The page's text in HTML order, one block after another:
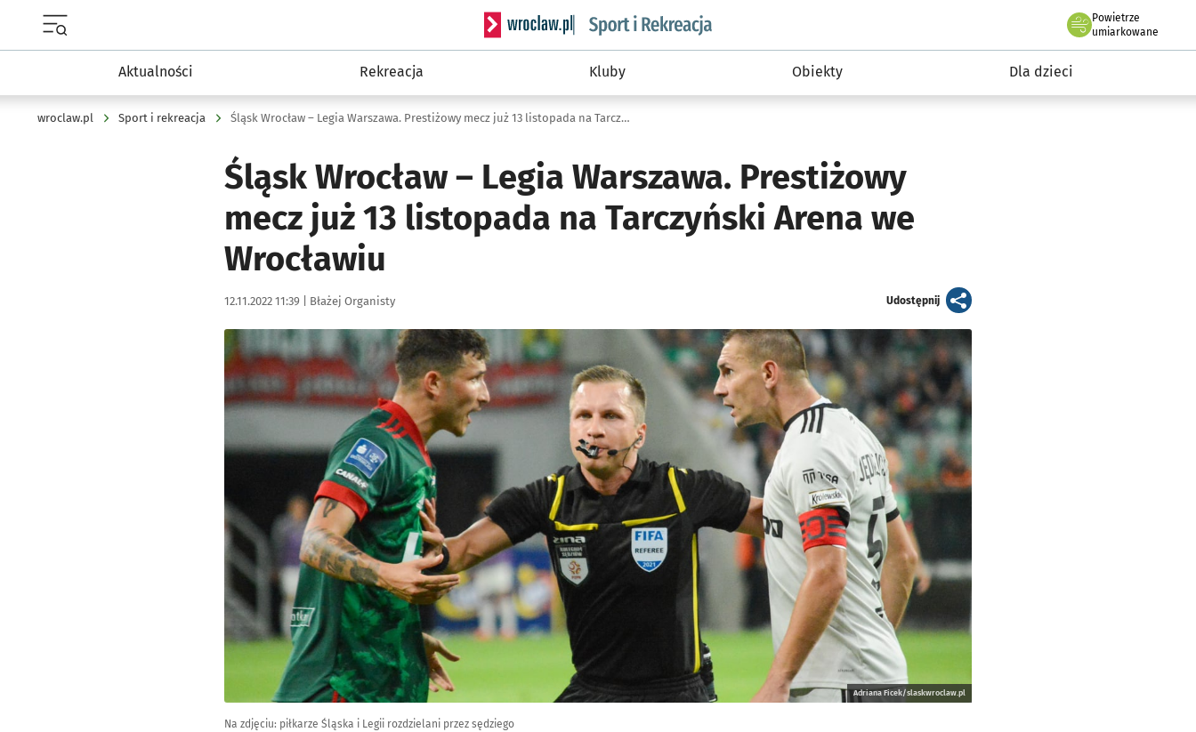
Serwis informacyjny wroclaw.pl podserwis: Sport i rekreacja
Powietrze
we Wrocławiu
umiarkowane
Aktualności Rekreacja Kluby Obiekty Dla dzieci
wroclaw.pl Sport i rekreacja Śląsk Wrocław – Legia Warszawa. Prestiżowy mecz już 13 listopada na Tarczyński Arena we Wrocławiu
Śląsk Wrocław – Legia Warszawa. Prestiżowy
mecz już 13 listopada na Tarczyński Arena we
Wrocławiu
Data publikacji:
12.11.2022 11:39 | Autor:
Błażej Organisty Udostępnijartykuł
Kliknij, aby zobaczyć galerię
Adriana Ficek/slaskwroclaw.pl
Na zdjęciu: piłkarze Śląska i Legii rozdzielani przez sędziego